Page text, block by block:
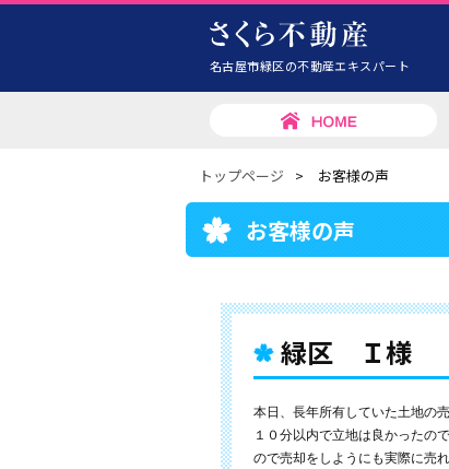
名古屋市緑区の不動産エキスパート
トップページ > お客様の声
お客様の声
緑区 Ｉ様
本日、長年所有していた土地の
１０分以内で立地は良かったの
ので売却をしようにも実際に売